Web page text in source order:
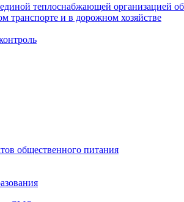
теплоснабжающей организацией
транспорте и в дорожном хозяйстве
общественного питания